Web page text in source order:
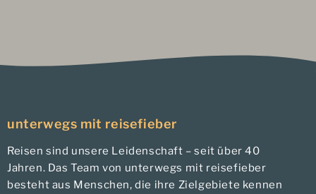
unterwegs mit reisefieber
Reisen sind unsere Leidenschaft – seit über 40
Jahren. Das Team von unterwegs mit reisefieber
besteht aus Menschen, die ihre Zielgebiete kennen